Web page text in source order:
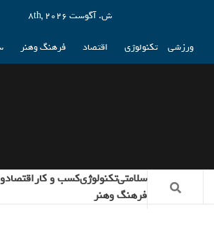
ش. آگوست 8th, 2026
ورزشی تکنولوژی اقتصاد فرهنگ وهنر
سلامتیتکنولوژیکسب و کاراقتصاد
فرهنگ وهنر